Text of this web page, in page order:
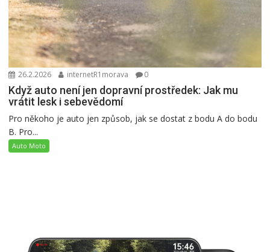
26.2.2026 internetR1morava 0
Když auto není jen dopravní prostředek: Jak mu
vrátit lesk i sebevědomí
Pro někoho je auto jen způsob, jak se dostat z bodu A do bodu
B. Pro...
Auto Moto